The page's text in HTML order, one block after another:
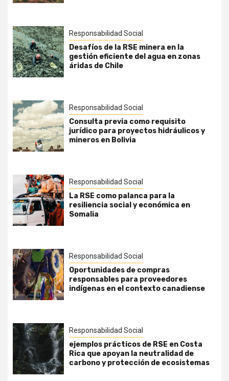
Responsabilidad Social
Desafíos de la RSE minera en la
gestión eficiente del agua en zonas
áridas de Chile
Responsabilidad Social
Consulta previa como requisito
jurídico para proyectos hidráulicos y
mineros en Bolivia
Responsabilidad Social
La RSE como palanca para la
resiliencia social y económica en
Somalia
Responsabilidad Social
Oportunidades de compras
responsables para proveedores
indígenas en el contexto canadiense
Responsabilidad Social
ejemplos prácticos de RSE en Costa
Rica que apoyan la neutralidad de
carbono y protección de ecosistemas